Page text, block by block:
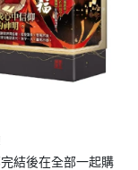
結後在全部一起購